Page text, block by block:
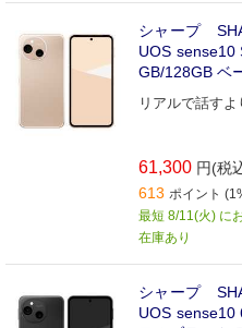
シャープ
UOS
GB/128GB ベ
リアルで話すよ
61,300 円(税
613 ポイント
最短 8/11(火) に
在庫あり
シャープ
UOS sense10